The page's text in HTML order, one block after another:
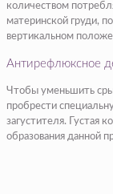
количеством
материнской груди,
вертикальном
Антирефлюксное
Чтобы уменьшить
пробрести
загустителя. Густая
образования данной